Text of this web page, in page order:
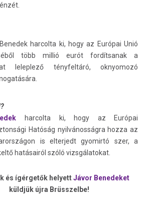
harcolta ki, hogy az Európai Unió
több millió eurót fordítsanak a
leleplező tényfeltáró, oknyomozó
harcolta ki, hogy az Európai
Hatóság nyilvánosságra hozza az
is elterjedt gyomirtó szer, a
hatásairól szóló vizsgálatokat.
és ígérgetők helyettJávor Benedeket
küldjük újra Brüsszelbe!